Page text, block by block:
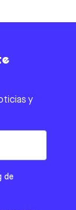
y
de